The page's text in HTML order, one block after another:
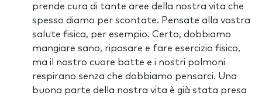
prende cura di tante aree della nostra vita che
spesso diamo per scontate. Pensate alla vostra
salute fisica, per esempio. Certo, dobbiamo
mangiare sano, riposare e fare esercizio fisico,
ma il nostro cuore batte e i nostri polmoni
respirano senza che dobbiamo pensarci. Una
buona parte della nostra vita è già stata presa